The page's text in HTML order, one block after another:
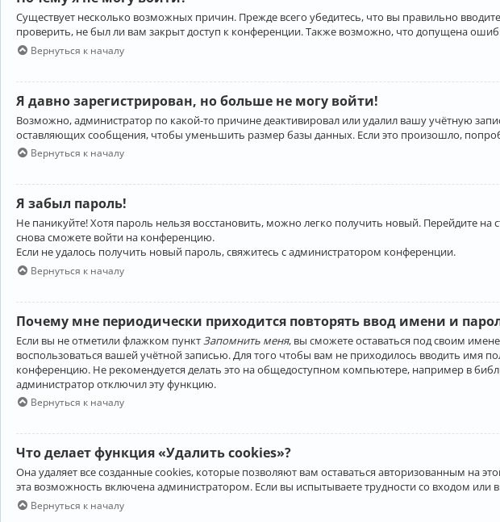
Существует несколько возможных причин. Прежде всего убедитесь, что вы правильно
проверить, не был ли вам закрыт доступ к конференции. Также возможно, что допущена
Вернуться к началу
Я давно зарегистрирован, но больше не могу войти!
Возможно, администратор по какой-то причине деактивировал или удалил вашу учётную
оставляющих сообщения, чтобы уменьшить размер базы данных. Если это произошло,
Вернуться к началу
Я забыл пароль!
Не паникуйте! Хотя пароль нельзя восстановить, можно легко получить новый. Перейдите
снова сможете войти на конференцию.
Если не удалось получить новый пароль, свяжитесь с администратором конференции.
Вернуться к началу
Почему мне периодически приходится повторять ввод имени и
Если вы не отметили флажком пункт Запомнить меня, вы сможете оставаться под своим
воспользоваться вашей учётной записью. Для того чтобы вам не приходилось вводить имя
конференцию. Не рекомендуется делать это на общедоступном компьютере, например в
администратор отключил эту функцию.
Вернуться к началу
Что делает функция «Удалить cookies»?
Она удаляет все созданные cookies, которые позволяют вам оставаться авторизованным на
эта возможность включена администратором. Если вы испытываете трудности со входом
Вернуться к началу